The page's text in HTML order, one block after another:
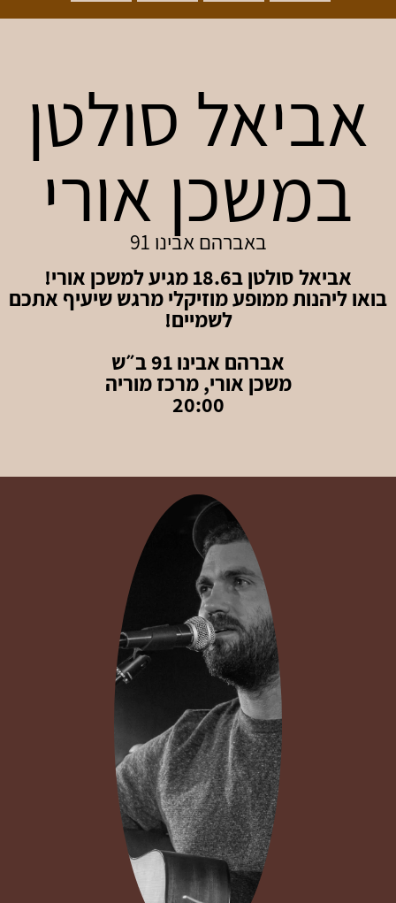
אביאל סולטן
במשכן אורי
באברהם אבינו 91
אביאל סולטן ב18.6 מגיע למשכן אורי!
בואו ליהנות ממופע מוזיקלי מרגש שיעיף אתכם
לשמיים!
אברהם אבינו 91 ב״ש
משכן אורי, מרכז מוריה
20:00